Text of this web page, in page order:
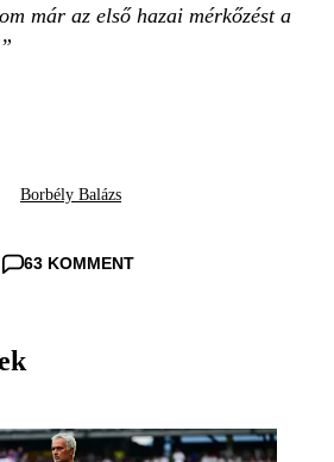
már az első hazai mérkőzést a
Borbély Balázs
63 KOMMENT